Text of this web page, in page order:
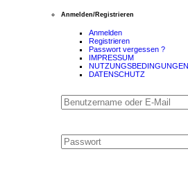
Anmelden/Registrieren
Anmelden
Registrieren
Passwort vergessen ?
IMPRESSUM
NUTZUNGSBEDINGUNGEN
DATENSCHUTZ